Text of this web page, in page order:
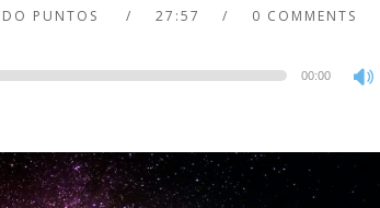
PUNTOS 27:57 0 COMMENTS
00:00